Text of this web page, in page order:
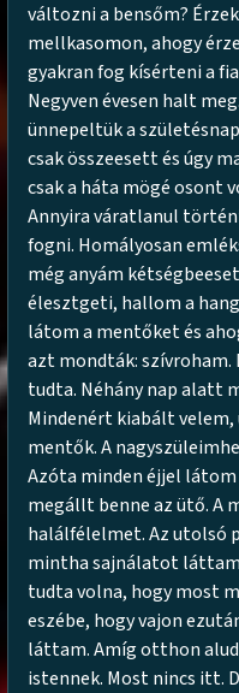
változni a bensőm?
mellkasomon, ahogy
gyakran fog kísérteni a
Negyven évesen halt
ünnepeltük a
csak összeesett és úgy
csak a háta mögé osont
Annyira váratlanul
fogni. Homályosan
még anyám
élesztgeti, hallom a
látom a mentőket és
azt mondták: szívroham.
tudta. Néhány nap alatt
Mindenért kiabált
mentők. A
Azóta minden éjjel
megállt benne az ütő. A
halálfélelmet. Az utolsó
mintha sajnálatot
tudta volna, hogy most
eszébe, hogy vajon
láttam. Amíg otthon
istennek. Most nincs itt.